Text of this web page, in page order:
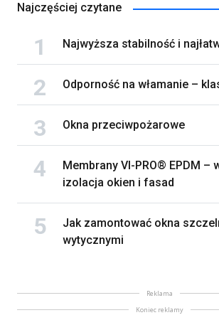
Najczęściej czytane
Najwyższa stabilność i
Odporność na włamanie –
Okna przeciwpożarowe
Membrany VI-PRO® EPDM –
izolacja okien i fasad
Jak zamontować okna
wytycznymi
Reklama
Koniec reklamy